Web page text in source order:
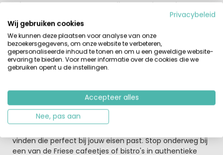
Friesland staat bekend om zijn prachtige weidse
Hier word je wakker met het geluid van het kabbelende
water, en het ruisende riet. Vanaf de bungalows vaar je
zo de Friese wateren op. Uiteraard kan je vanaf de
bungalow ook diverse watersporten beoefenen. Het
rustige water is perfect voor een kanotocht of een
Fietsen en Wandelen
Het vlakke landschap van Friesland is ideaal voor lange
fiets of wandeltochten voor alle leeftijden.
vinden die perfect bij jouw eisen past. Stop onderweg bij
een van de Friese cafeetjes of bistro's in authentieke
Privacybeleid
Wij gebruiken cookies
We kunnen deze plaatsen voor analyse van onze
bezoekersgegevens, om onze website te verbeteren,
gepersonaliseerde inhoud te tonen en om u een geweldige website-
ervaring te bieden. Voor meer informatie over de cookies die we
gebruiken opent u de instellingen.
Accepteer alles
Nee, pas aan